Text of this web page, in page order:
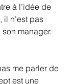
à l’idée de
il n’est pas
manager.
me parler de
est une